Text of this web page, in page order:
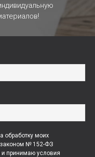
обработку моих
законом № 152-ФЗ
принимаю условия